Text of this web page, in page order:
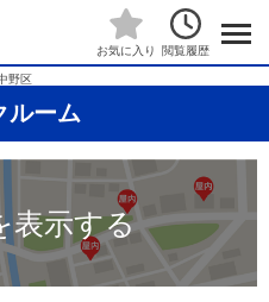
お気に入り 閲覧履歴
野区
ルーム
表示する